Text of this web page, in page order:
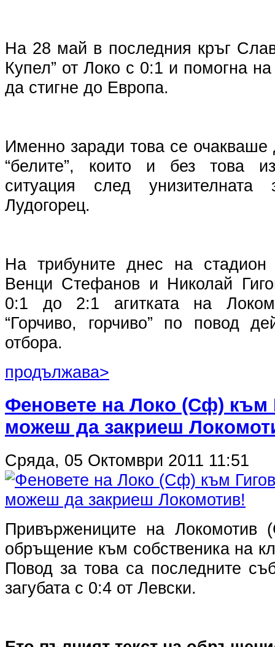
На 28 май в последния кръг
Купел” от Локо с 0:1 и помогна
да стигне до Европа.
Именно заради това се
“белите”, които и без това
ситуация след
Лудогорец.
На трибуните днес на стадион
Венци Стефанов и Николай
0:1 до 2:1 агитката на
“Горчиво, горчиво” по повод
отбора.
продължава>
Феновете на Локо (Сф) към
можеш да закриеш
Сряда, 05 Октомври 2011 11:51
Привържениците на Локомотив
обръщение към собственика на
Повод за това са последните
загубата с 0:4 от Левски.